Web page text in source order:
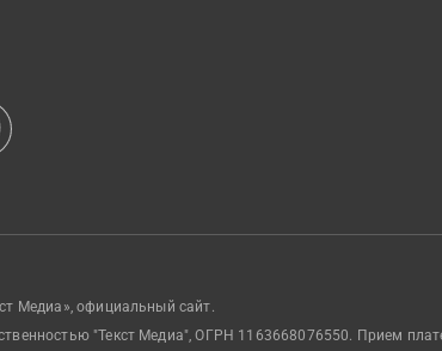
Медиа», официальный сайт.
"Текст Медиа", ОГРН 1163668076550. Прием